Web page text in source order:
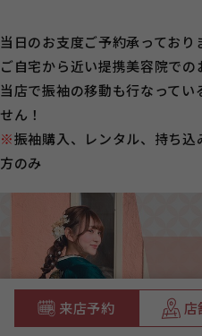
当日のお支度ご予約承っており
ご自宅から近い提携美容院で
当店で振袖の移動も行なってい
せん！
※振袖購入、レンタル、持ち
方のみ
来店予約 店